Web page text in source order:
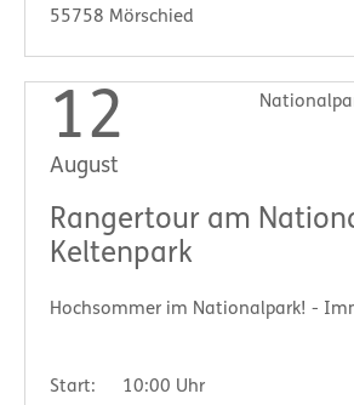
55758 Mörschied
12
August
Rangertour am
Keltenpark
Hochsommer im Nationalpark! -
Start:
10:00 Uhr